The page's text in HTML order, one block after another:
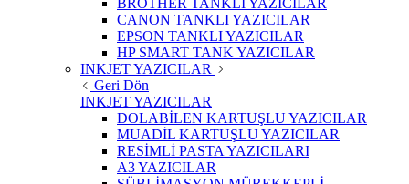
BROTHER TANKLI YAZICILAR
CANON TANKLI YAZICILAR
EPSON TANKLI YAZICILAR
HP SMART TANK YAZICILAR
INKJET YAZICILAR
Geri Dön
INKJET YAZICILAR
DOLABİLEN KARTUŞLU YAZICILAR
MUADİL KARTUŞLU YAZICILAR
RESİMLİ PASTA YAZICILARI
A3 YAZICILAR